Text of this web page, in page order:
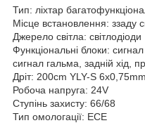
Тип: ліхтар
Місце встановлення: ззаду
Джерело світла: світлодіоди
Функціональні блоки: сигнал
сигнал гальма, задній хід,
Дріт: 200cm YLY-S 6x0,75mm
Робоча напруга: 24V
Ступінь захисту: 66/68
Тип омологації: ECE